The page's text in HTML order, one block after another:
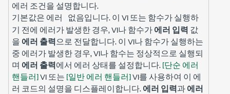
에러 조건을 설명합니다.
기본값은 에러 없음입니다. 이 VI 또는 함수가 실행하
기 전에 에러가 발생한 경우, VI나 함수가에러 입력 값
을 에러 출력으로 전달합니다. 이 VI나 함수가 실행하는
중 에러가 발생한 경우, VI나 함수는 정상적으로 실행되
며 에러 출력에서 에러 상태를 설정합니다.[단순 에러
핸들러]VI 또는 [일반 에러 핸들러]VI를 사용하여 이 에
러 코드의 설명을 디스플레이합니다.에러 입력과에러